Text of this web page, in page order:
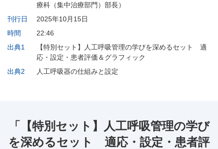
療科（集中治療部門）部長）
刊行日
2025年10月15日
時間
22:46
出典1
【特別セット】人工呼吸管理の学びを深めるセット 適
応・設定・患者評価＆グラフィック
出典2
人工呼吸器の仕組みと設定
「【特別セット】人工呼吸管理の学び
を深めるセット 適応・設定・患者評